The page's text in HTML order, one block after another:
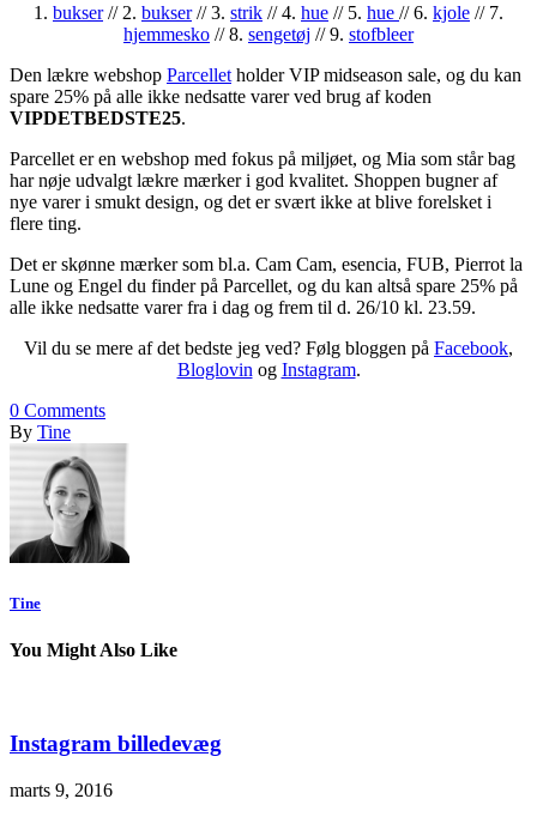
1. bukser// 2. bukser// 3. strik // 4. hue // 5. hue // 6. kjole // 7.
hjemmesko // 8. sengetøj // 9. stofbleer
Den lækre webshop Parcellet holder VIP midseason sale, og du kan
spare 25% på alle ikke nedsatte varer ved brug af koden
VIPDETBEDSTE25.
Parcellet er en webshop med fokus på miljøet, og Mia som står bag
har nøje udvalgt lækre mærker i god kvalitet. Shoppen bugner af
nye varer i smukt design, og det er svært ikke at blive forelsket i
flere ting.
Det er skønne mærker som bl.a. Cam Cam, esencia, FUB, Pierrot la
Lune og Engel du finder på Parcellet, og du kan altså spare 25% på
alle ikke nedsatte varer fra i dag og frem til d. 26/10 kl. 23.59.
Vil du se mere af det bedste jeg ved? Følg bloggen på Facebook,
Bloglovin og Instagram.
0 Comments
By Tine
Tine
You Might Also Like
Instagram billedevæg
marts 9, 2016